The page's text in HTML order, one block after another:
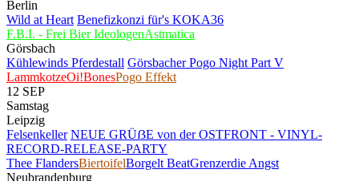
Berlin
Wild at Heart Benefizkonzi für's KOKA36
F.B.I. - Frei Bier IdeologenAstmatica
Görsbach
Kühlewinds Pferdestall Görsbacher Pogo Night Part V
LammkotzeOi!BonesPogo Effekt
12 SEP
Samstag
Leipzig
Felsenkeller NEUE GRÜẞE von der OSTFRONT - VINYL-
RECORD-RELEASE-PARTY
Thee FlandersBiertoifelBorgelt BeatGrenzerdie Angst
Neubrandenburg